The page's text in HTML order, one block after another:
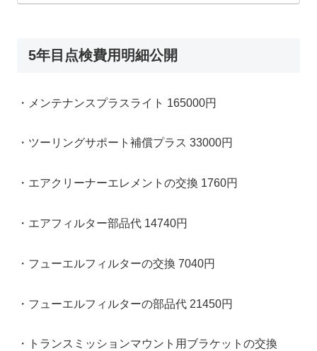
5年目点検費用明細公開
・メンテナンスプラスライト 165000円
・ツーリングサポート補償プラス 33000円
・エアクリーナーエレメントの交換 1760円
・エアフィルター部品代 14740円
・フューエルフィルターの交換 7040円
・フューエルフィルターの部品代 21450円
・トランスミッションマウント用ブラケットの交換